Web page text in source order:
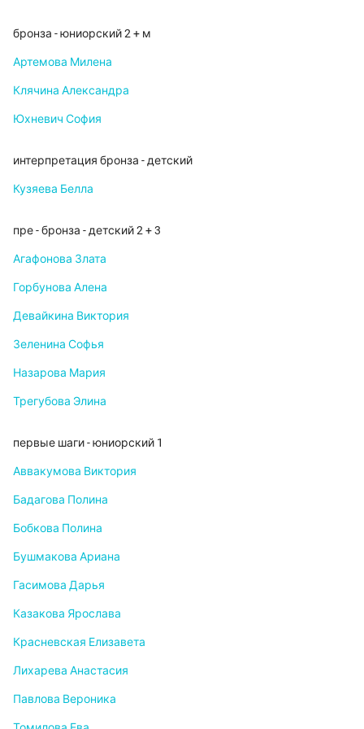
бронза - юниорский 2 + м
Артемова Милена
Клячина Александра
Юхневич София
интерпретация бронза - детский
Кузяева Белла
пре - бронза - детский 2 + 3
Агафонова Злата
Горбунова Алена
Девайкина Виктория
Зеленина Софья
Назарова Мария
Трегубова Элина
первые шаги - юниорский 1
Аввакумова Виктория
Бадагова Полина
Бобкова Полина
Бушмакова Ариана
Гасимова Дарья
Казакова Ярослава
Красневская Елизавета
Лихарева Анастасия
Павлова Вероника